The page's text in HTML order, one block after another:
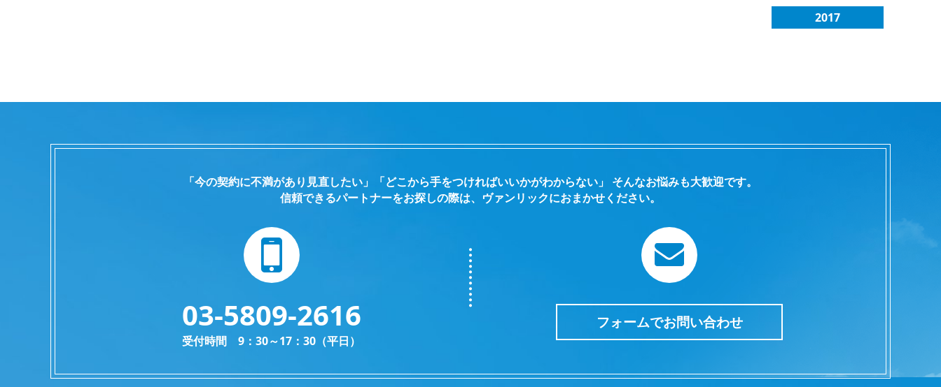
2017
「今の契約に不満があり見直したい」「どこから手をつければいいかがわからない」 そんなお悩みも大歓迎です。
信頼できるパートナーをお探しの際は、ヴァンリックにおまかせください。
03-5809-2616
受付時間 9：30～17：30（平日）
フォームでお問い合わせ